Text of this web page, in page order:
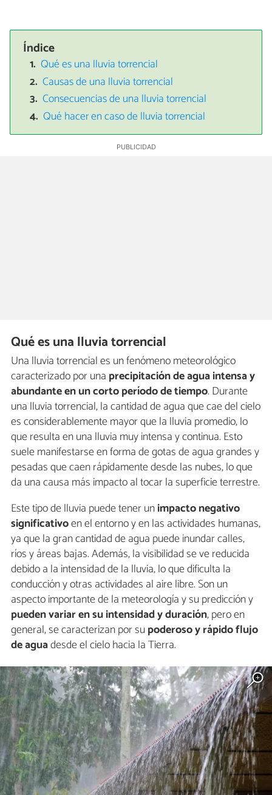
Índice
Qué es una lluvia torrencial
Causas de una lluvia torrencial
Consecuencias de una lluvia torrencial
Qué hacer en caso de lluvia torrencial
Qué es una lluvia torrencial
Una lluvia torrencial es un fenómeno meteorológico
caracterizado por una precipitación de agua intensa y
abundante en un corto período de tiempo. Durante
una lluvia torrencial, la cantidad de agua que cae del cielo
es considerablemente mayor que la lluvia promedio, lo
que resulta en una lluvia muy intensa y continua. Esto
suele manifestarse en forma de gotas de agua grandes y
pesadas que caen rápidamente desde las nubes, lo que
da una causa más impacto al tocar la superficie terrestre.
Este tipo de lluvia puede tener unimpacto negativo
significativoen el entorno y en las actividades humanas,
ya que la gran cantidad de agua puede inundar calles,
ríos y áreas bajas. Además, la visibilidad se ve reducida
debido a la intensidad de la lluvia, lo que dificulta la
conducción y otras actividades al aire libre. Son un
aspecto importante de la meteorología y su predicción y
pueden variar en su intensidad y duración, pero en
general, se caracterizan por supoderoso y rápido flujo
de aguadesde el cielo hacia la Tierra.